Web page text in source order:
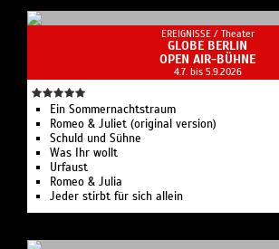
EREIGNISSE / Theater
GLOBE BERLIN
OPEN AIR-BÜHNE
4.7. bis 5.9.2026
Ein Sommernachtstraum
Romeo & Juliet (original version)
Schuld und Sühne
Was Ihr wollt
Urfaust
Romeo & Julia
Jeder stirbt für sich allein